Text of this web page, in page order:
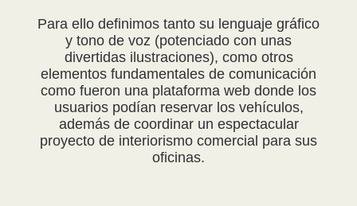
Para ello definimos tanto su lenguaje gráfico
y tono de voz (potenciado con unas
divertidas ilustraciones), como otros
elementos fundamentales de comunicación
como fueron una plataforma web donde los
usuarios podían reservar los vehículos,
además de coordinar un espectacular
proyecto de interiorismo comercial para sus
oficinas.